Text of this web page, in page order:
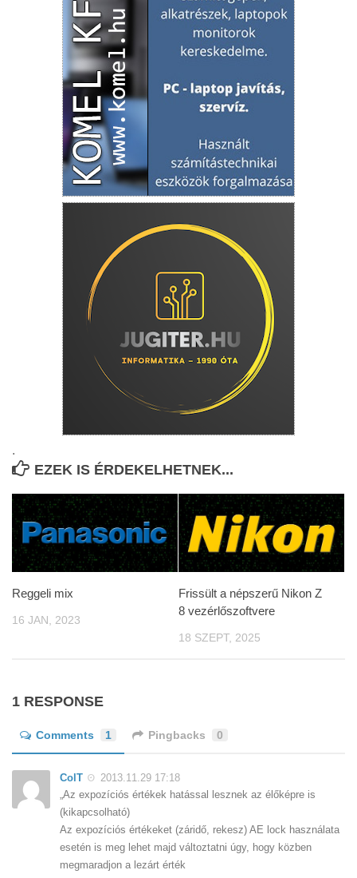
.
EZEK IS ÉRDEKELHETNEK...
Reggeli mix
16 JAN, 2023
Frissült a népszerű Nikon Z
8 vezérlőszoftvere
18 SZEPT, 2025
1 RESPONSE
Comments 1 Pingbacks 0
ColT
2013.11.29 17:18
„Az expozíciós értékek hatással lesznek az élőképre is
(kikapcsolható)
Az expozíciós értékeket (záridő, rekesz) AE lock használata
esetén is meg lehet majd változtatni úgy, hogy közben
megmaradjon a lezárt érték